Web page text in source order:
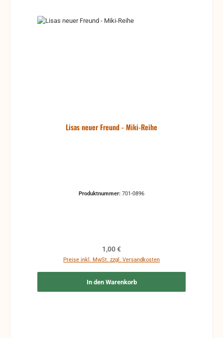
Lisas neuer Freund - Miki-Reihe
Produktnummer: 701-0896
Regulärer Preis:
1,00 €
Preise inkl. MwSt. zzgl. Versandkosten
In den Warenkorb